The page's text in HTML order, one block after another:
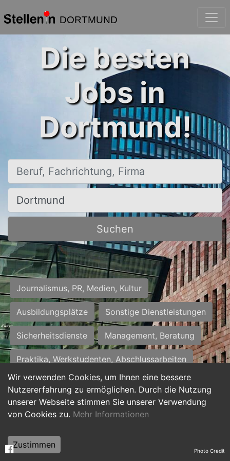
DORTMUND
Wir verwenden Cookies, um Ihnen eine bessere
Nutzererfahrung zu ermöglichen. Durch die Nutzung
unserer Webseite stimmen Sie unserer Verwendung
von Cookies zu. Mehr Informationen
Zustimmen
Die besten
Jobs in
Dortmund!
Beruf, Fachrichtung, Firma
Ort, Stadt
Suchen
Journalismus, PR, Medien, Kultur
Ausbildungsplätze Sonstige Dienstleistungen
Sicherheitsdienste Management, Beratung
Praktika, Werkstudenten, Abschlussarbeiten
Personalwesen Assistenz, Sekretariat
Hilfskräfte, Aushilfs- und Nebenjobs
Weiterbildung, Studium, duale Ausbildung Photo Credit